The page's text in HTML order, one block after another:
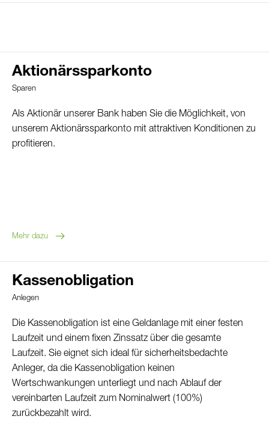
Aktionärssparkonto
Sparen
Als Aktionär unserer Bank haben Sie die Möglichkeit, von
unserem Aktionärssparkonto mit attraktiven Konditionen zu
profitieren.
Mehr dazu
Kassenobligation
Anlegen
Die Kassenobligation ist eine Geldanlage mit einer festen
Laufzeit und einem fixen Zinssatz über die gesamte
Laufzeit. Sie eignet sich ideal für sicherheitsbedachte
Anleger, da die Kassenobligation keinen
Wertschwankungen unterliegt und nach Ablauf der
vereinbarten Laufzeit zum Nominalwert (100%)
zurückbezahlt wird.
Login eBanking
Kontosortiment und Konditionen
Gebühren und Tarife